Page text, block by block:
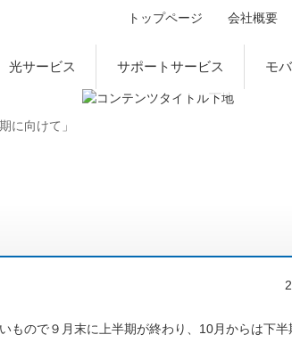
トップページ 会社概要
光サービス サポートサービス モ
に向けて」
ので９月末に上半期が終わり、10月からは下半